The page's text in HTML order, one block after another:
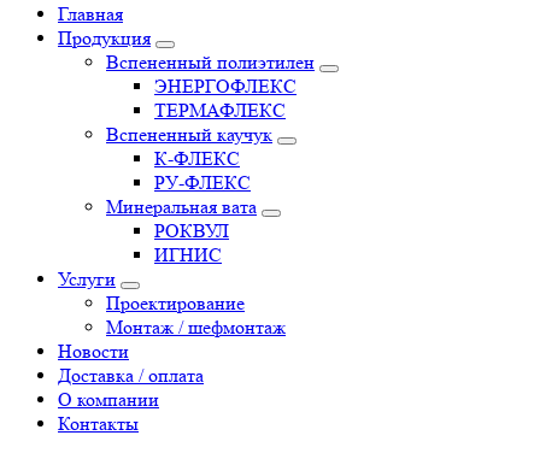
Главная
Продукция
Вспененный полиэтилен
ЭНЕРГОФЛЕКС
ТЕРМАФЛЕКС
Вспененный каучук
К-ФЛЕКС
РУ-ФЛЕКС
Минеральная вата
РОКВУЛ
ИГНИС
Услуги
Проектирование
Монтаж / шефмонтаж
Новости
Доставка / оплата
О компании
Контакты